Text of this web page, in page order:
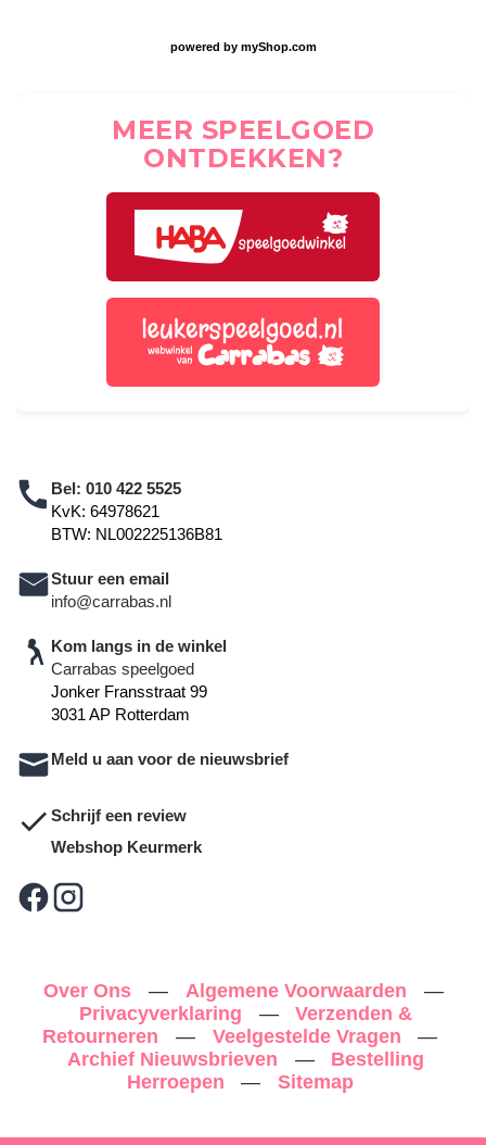
powered by myShop.com
MEER SPEELGOED
ONTDEKKEN?
Bel: 010 422 5525
KvK: 64978621
BTW: NL002225136B81
Stuur een email
info@carrabas.nl
Kom langs in de winkel
Carrabas speelgoed
Jonker Fransstraat 99
3031 AP Rotterdam
Meld u aan voor de nieuwsbrief
Schrijf een review
Webshop Keurmerk
Over Ons — Algemene Voorwaarden
—
Privacyverklaring
—
Verzenden &
Retourneren
— Veelgestelde Vragen
—
Archief Nieuwsbrieven
—
Bestelling
Herroepen
— Sitemap